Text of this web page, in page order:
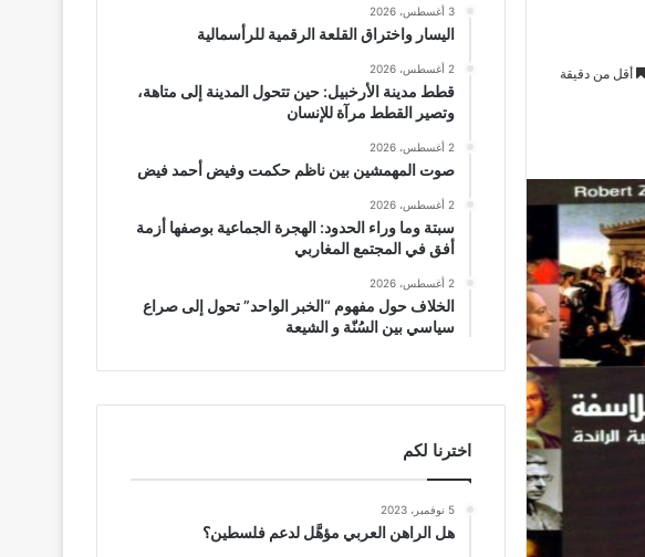
أقل من دقيقة
3 أغسطس، 2026
اليسار واختراق القلعة الرقمية للرأسمالية
2 أغسطس، 2026
قطط مدينة الأرخبيل: حين تتحول المدينة إلى متاهة،
وتصير القطط مرآة للإنسان
2 أغسطس، 2026
صوت المهمشين بين ناظم حكمت وفيض أحمد فيض
2 أغسطس، 2026
سبتة وما وراء الحدود: الهجرة الجماعية بوصفها أزمة
أفق في المجتمع المغاربي
2 أغسطس، 2026
الخلاف حول مفهوم “الخبر الواحد” تحول إلى صراع
سياسي بين السُنّة و الشيعة
اخترنا لكم
5 نوفمبر، 2023
هل الراهن العربي مؤهَّل لدعم فلسطين؟